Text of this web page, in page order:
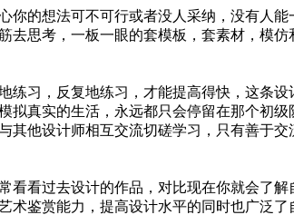
的想法可不可行或者没人采纳，没有人
思考，一板一眼的套模板，套素材，模
习，反复地练习，才能提高得快，这条
真实的生活，永远都只会停留在那个初
他设计师相互交流切磋学习，只有善于
看过去设计的作品，对比现在你就会了
鉴赏能力，提高设计水平的同时也广泛